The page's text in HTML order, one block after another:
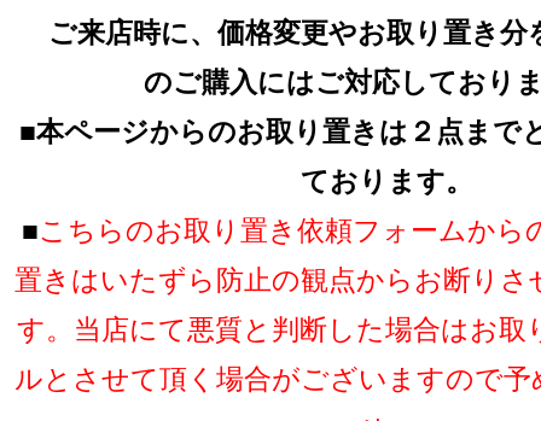
ご来店時に、価格変更やお取り置き分
のご購入にはご対応しており
■本ページからのお取り置きは２点まで
ております。
■こちらのお取り置き依頼フォームから
置きはいたずら防止の観点からお断り
す。当店にて悪質と判断した場合はお取
ルとさせて頂く場合がございますので